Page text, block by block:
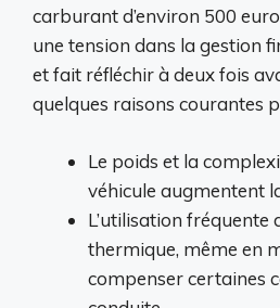
carburant d’environ 500
une tension dans la gestion
et fait réfléchir à deux fois
quelques raisons courantes
Le poids et la
véhicule augmentent
L’utilisation fréquente
thermique, même en
compenser certaines